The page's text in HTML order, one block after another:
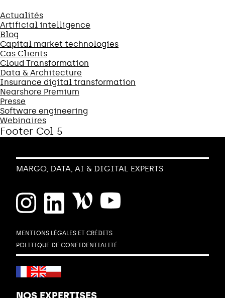
Actualités
Artificial intelligence
Blog
Capital market technologies
Cas Clients
Cloud Transformation
Data & Architecture
Insurance digital transformation
Nearshore Premium
Presse
Software engineering
Webinaires
Footer Col 5
MARGO, DATA, AI & DIGITAL EXPERTS
MENTIONS LÉGALES ET CRÉDITS
POLITIQUE DE CONFIDENTIALITÉ
NOS EXPERTISES